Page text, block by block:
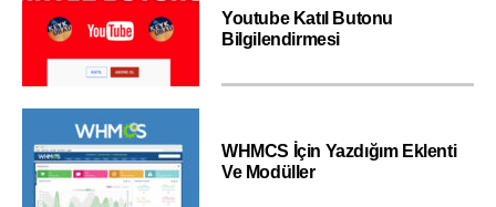
Youtube Katıl Butonu
Bilgilendirmesi
WHMCS İçin Yazdığım Eklenti
Ve Modüller